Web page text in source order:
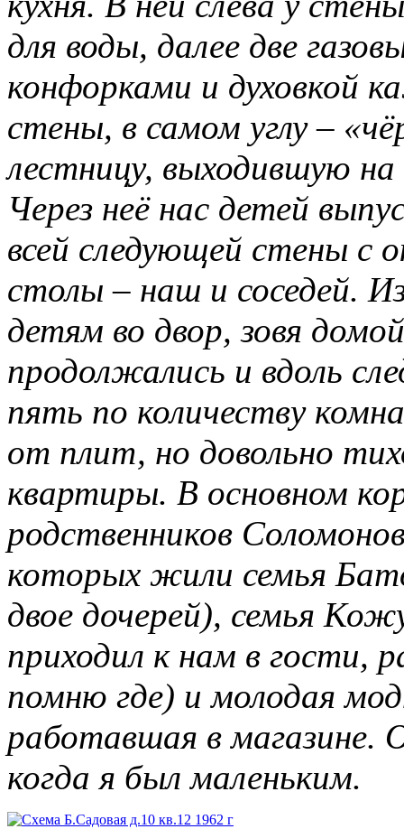
для воды, далее две
конфорками и духовкой
стены, в самом углу –
лестницу, выходившую
Через неё нас детей
всей следующей стены с
столы – наш и соседей.
детям во двор, зовя
продолжались и вдоль
пять по количеству
от плит, но довольно
квартиры. В основном
родственников
которых жили семья
двое дочерей), семья
приходил к нам в гости,
помню где) и молодая
работавшая в магазине.
когда я был маленьким.